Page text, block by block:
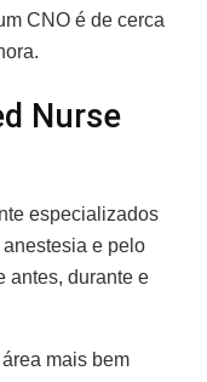
CNO é de cerca
Nurse
especializados
e pelo
antes, durante e
mais bem